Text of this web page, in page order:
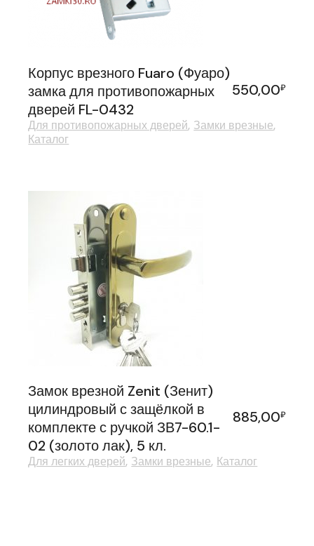
Корпус врезного Fuaro (Фуаро)
замка для противопожарных
дверей FL-0432
550,00₽
Для противопожарных дверей Замки врезные
Каталог
Замок врезной Zenit (Зенит)
цилиндровый с защёлкой в
комплекте с ручкой ЗВ7-60.1-
02 (золото лак), 5 кл.
885,00₽
Для легких дверей Замки врезные Каталог